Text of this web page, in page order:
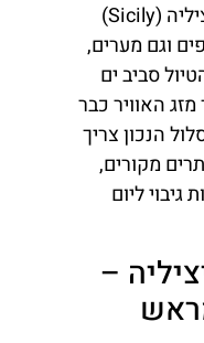
היתרון הגדול של סוכות בסיציליה (Sicily)
וגם מערים,
סביב ים
האוויר כבר
הנכון צריך
מקורים,
גיבוי ליום
–